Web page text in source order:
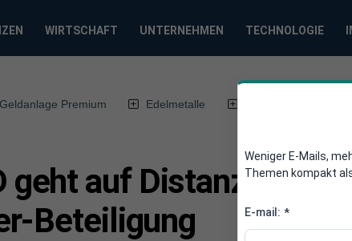
WIRTSCHAFT UNTERNEHMEN TECHNOLOGIE
Geldanlage Premium Edelmetalle
geht auf Distanz zur
Beteiligung
Weniger E-Mails,
Themen kompakt
E-mail: *